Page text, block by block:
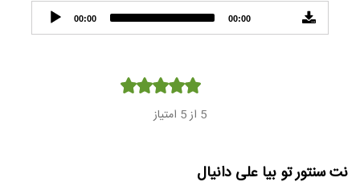
Audio
Player
00:00 00:00
5 از 5 امتیاز
نت سنتور تو بیا علی دانیال